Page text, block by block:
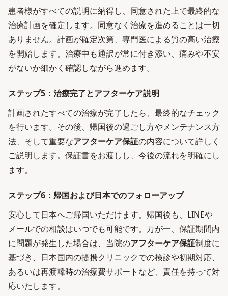
患者様がすべての説明に納得し、同意された上で最終的な
治療計画を確定します。同意なく治療を進めることは一切
ありません。計画が確定次第、専門医による質の高い治療
を開始します。治療中も通訳が常に付き添い、痛みや不安
がないか細かく確認しながら進めます。
ステップ5：治療完了とアフターケア説明
計画されたすべての治療が完了したら、最終的なチェック
を行います。その後、帰国後の過ごし方やメンテナンス方
法、そして重要なアフターケア保証の内容について詳しく
ご説明します。保証書をお渡しし、今後の流れを明確にし
ます。
ステップ6：帰国および日本でのフォローアップ
安心して日本へご帰国いただけます。帰国後も、LINEや
メールでの相談はいつでも可能です。万が一、保証期間内
に問題が発生した場合は、当院のアフターケア保証制度に
基づき、日本国内の提携クリニックでの検診や初期対応、
あるいは再渡韓時の治療費サポートなど、責任を持って対
応いたします。